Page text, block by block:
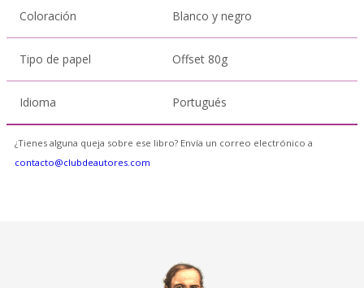
Coloración Blanco y negro
Tipo de papel Offset 80g
Idioma Portugués
¿Tienes alguna queja sobre ese libro? Envía un correo electrónico a
contacto@clubdeautores.com